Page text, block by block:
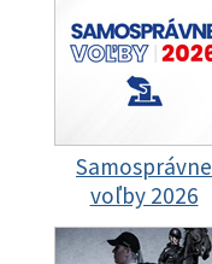
Samosprávne
voľby 2026